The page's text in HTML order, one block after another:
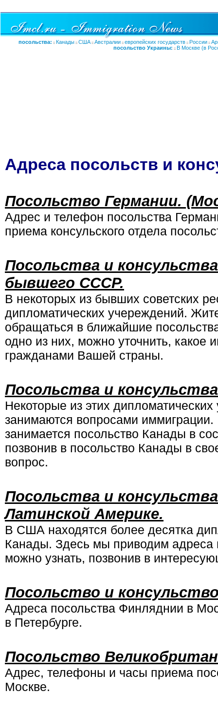
посольства: :: Канады :: США:: Австралии :: европейских государств :: России ::
посольство Украины: :: В Москве (в
Адреса посольств и
Посольство Германии.
Адрес и телефон посольства
приема консульского отдела
Посольства и
бывшего СССР.
В некоторых из бывших советских
дипломатических учереждений.
обращаться в ближайшие
одно из них, можно уточнить, какое
гражданами Вашей страны.
Посольства и
Некоторые из этих
занимаются вопросами иммиграции.
занимается посольство Канады в
позвонив в посольство Канады в
вопрос.
Посольства и
Латинской Америке.
В США находятся более десятка
Канады. Здесь мы приводим
можно узнать, позвонив в
Посольство и
Адреса посольства Финляднии в
в Петербурге.
Посольство
Адрес, телефоны и часы приема
Москве.